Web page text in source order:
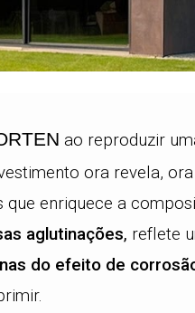
ao reproduzir
ora revela,
que enriquece a
aglutinações, reflete
do efeito de